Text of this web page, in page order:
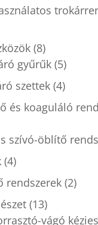
(8)
gyűrűk (5)
szettek (4)
és koaguláló
szívó-öblítő
(4)
rendszerek (2)
(13)
vágó